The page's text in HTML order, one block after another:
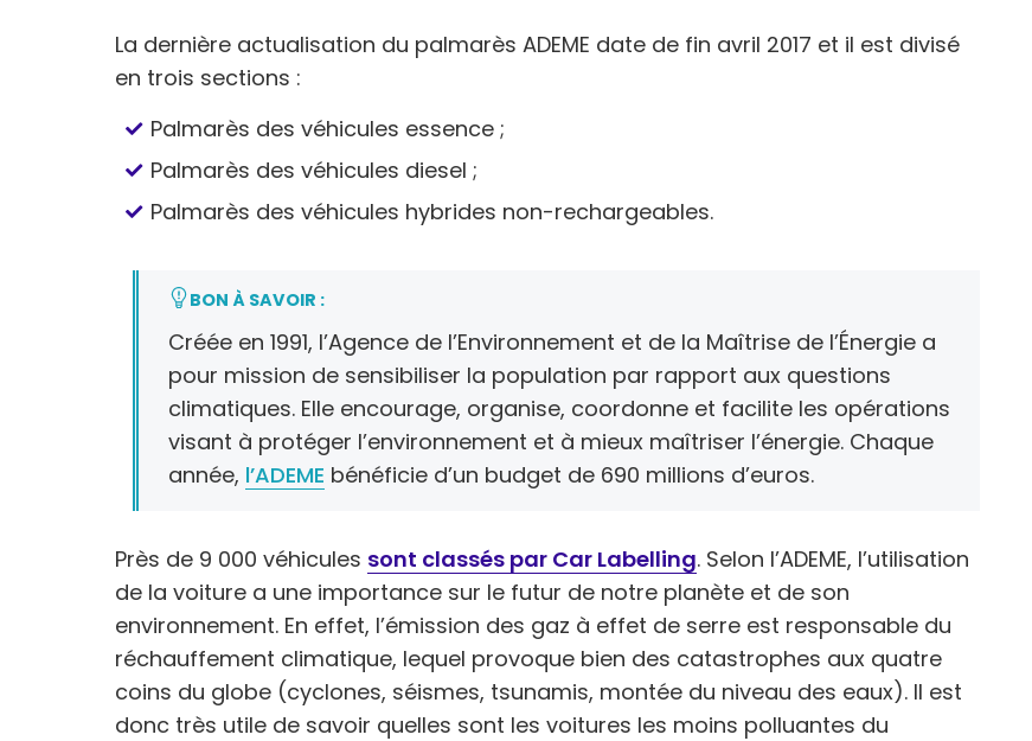
La dernière actualisation du palmarès ADEME date de fin avril 2017 et il est divisé
en trois sections :
Palmarès des véhicules essence ;
Palmarès des véhicules diesel ;
Palmarès des véhicules hybrides non-rechargeables.
BON À SAVOIR :
Créée en 1991, l’Agence de l’Environnement et de la Maîtrise de l’Énergie a
pour mission de sensibiliser la population par rapport aux questions
climatiques. Elle encourage, organise, coordonne et facilite les opérations
visant à protéger l’environnement et à mieux maîtriser l’énergie. Chaque
année, l’ADEME bénéficie d’un budget de 690 millions d’euros.
Près de 9 000 véhicules sont classés par Car Labelling. Selon l’ADEME, l’utilisation
de la voiture a une importance sur le futur de notre planète et de son
environnement. En effet, l’émission des gaz à effet de serre est responsable du
réchauffement climatique, lequel provoque bien des catastrophes aux quatre
coins du globe (cyclones, séismes, tsunamis, montée du niveau des eaux). Il est
donc très utile de savoir quelles sont les voitures les moins polluantes du